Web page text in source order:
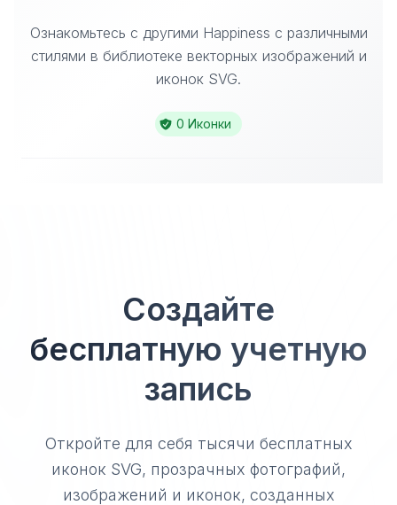
Ознакомьтесь с другими Happiness с различными
стилями в библиотеке векторных изображений и
иконок SVG.
0 Иконки
Создайте
бесплатную учетную
запись
Откройте для себя тысячи бесплатных
иконок SVG, прозрачных фотографий,
изображений и иконок, созданных